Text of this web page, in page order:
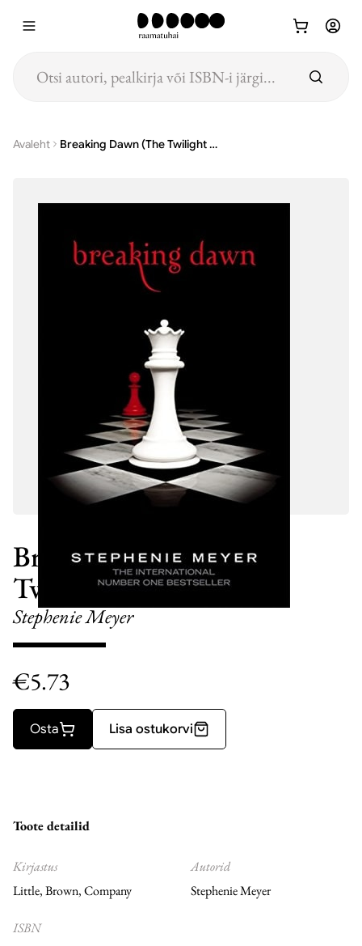
Avaleht Breaking Dawn (The Twilight Saga, Book 4)
Breaking Dawn (The
Twilight Saga, Book 4)
Stephenie Meyer
€5.73
Osta Lisa ostukorvi
Toote detailid
Kirjastus
Little,Brown,Company
ISBN
Autorid
Stephenie Meyer